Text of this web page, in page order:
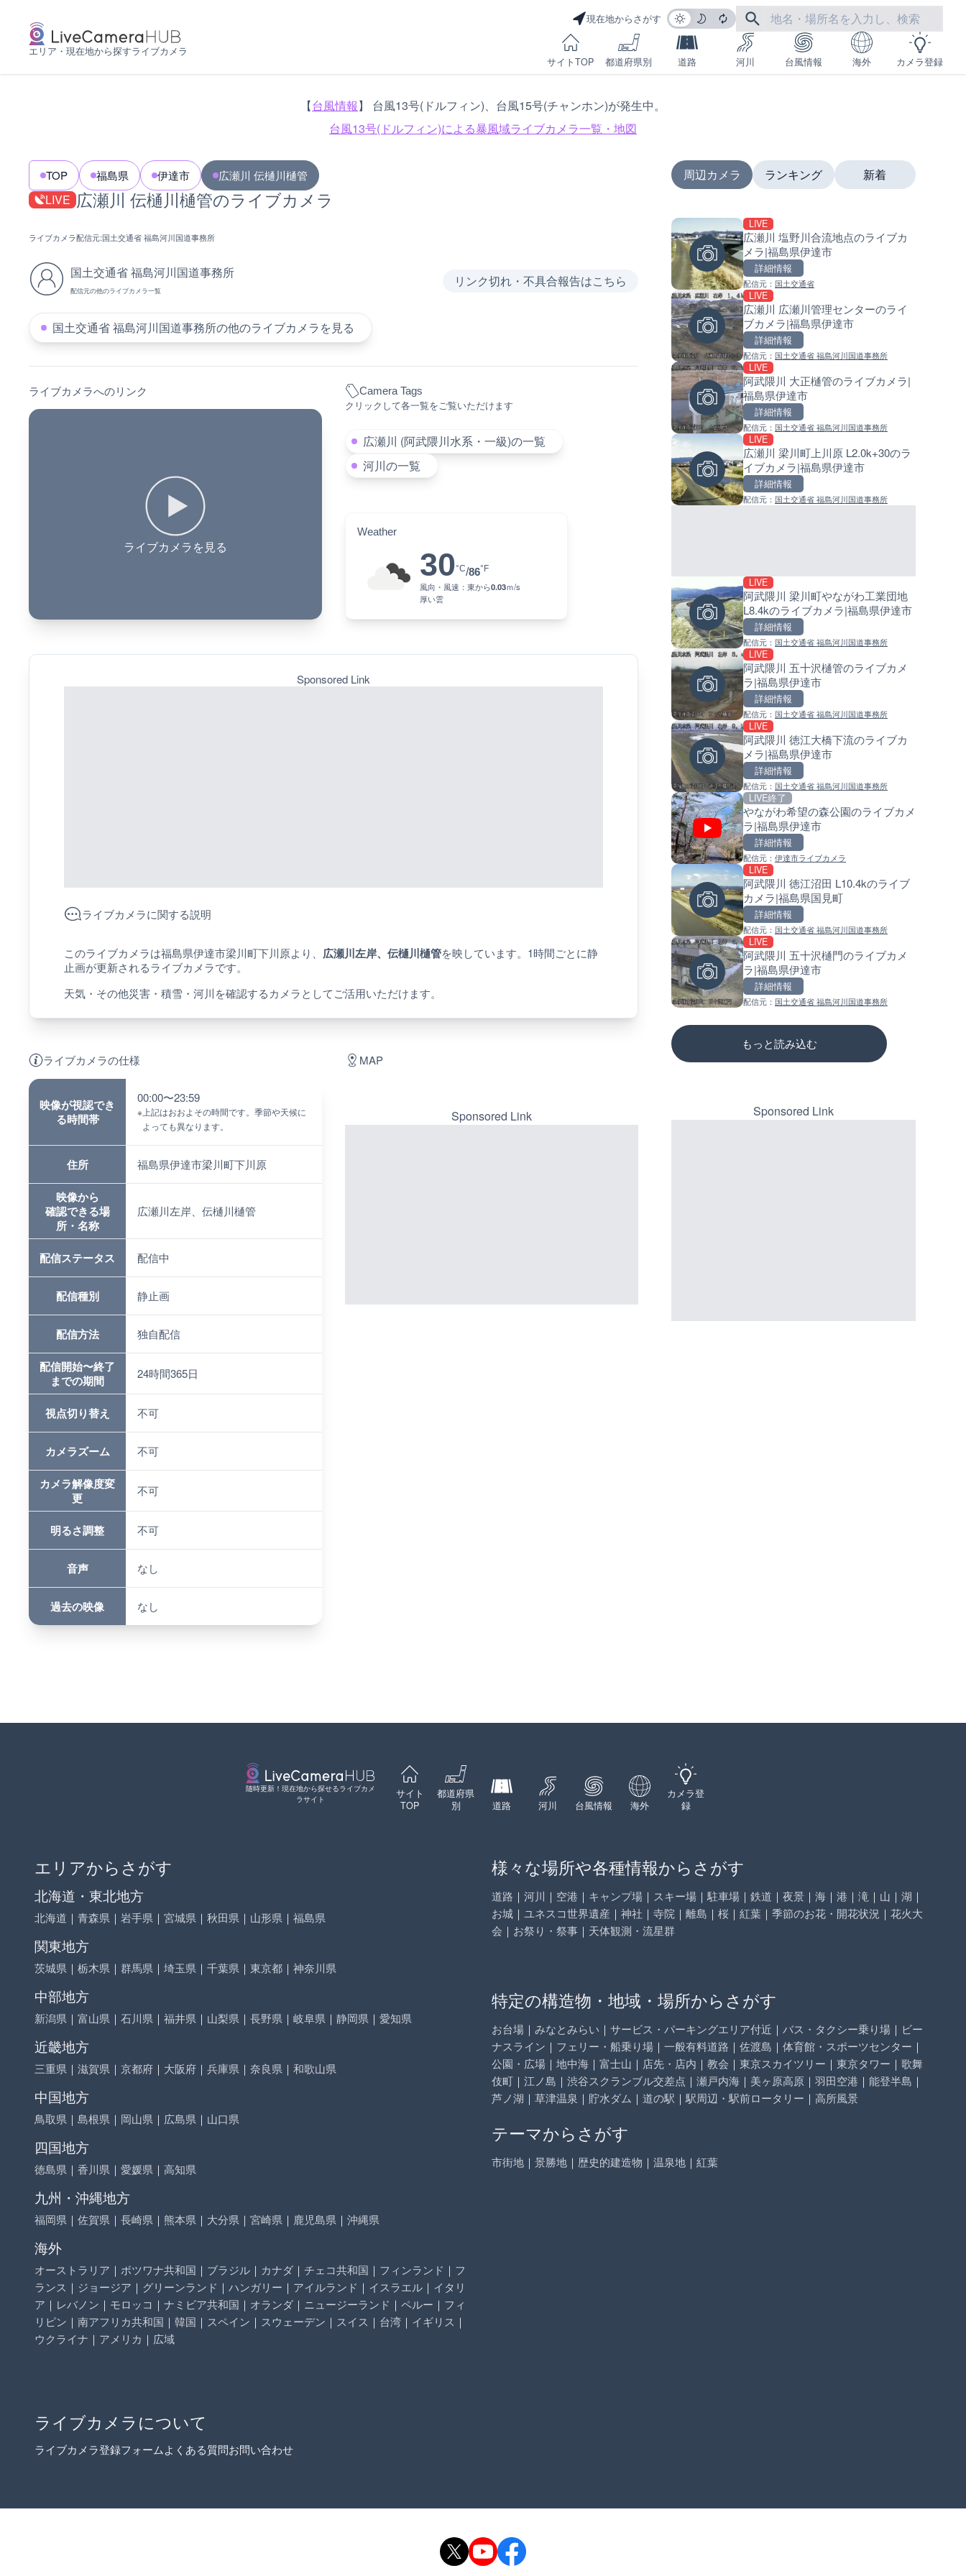
エリア・現在地から探すライブカメラ
現在地からさがす
サイトTOP 都道府県別 道路 河川 台風情報 海外 カメラ登録
【台風情報】 台風13号(ドルフィン)、台風15号(チャンホン)が発生中。
台風13号(ドルフィン)による暴風域ライブカメラ一覧・地図
TOP 福島県 伊達市 広瀬川 伝樋川樋管
LIVE 広瀬川 伝樋川樋管のライブカメラ
ライブカメラ配信元:国土交通省 福島河川国道事務所
国土交通省 福島河川国道事務所
配信元の他のライブカメラ一覧
リンク切れ・不具合報告はこちら
国土交通省 福島河川国道事務所の他のライブカメラを見る
ライブカメラへのリンク
ライブカメラを見る
Camera Tags
クリックして各一覧をご覧いただけます
広瀬川 (阿武隈川水系・一級)の一覧
河川の一覧
Weather
30°C/86°F
風向・風速： 東から0.03ｍ/s
厚い雲
Sponsored Link
ライブカメラに関する説明
このライブカメラは福島県伊達市梁川町下川原より、 広瀬川左岸、伝樋川樋管を映しています。1時間ごとに静
止画が更新されるライブカメラです。
天気・その他災害・積雪・河川を確認するカメラとしてご活用いただけます。
ライブカメラの仕様
映像が視認でき
る時間帯
00:00〜23:59
※ 上記はおおよその時間です。季節や天候に
よっても異なります。
住所 福島県伊達市梁川町下川原
映像から
確認できる場
所・名称
広瀬川左岸、伝樋川樋管
配信ステータス 配信中
配信種別 静止画
配信方法 独自配信
配信開始〜終了
までの期間
24時間365日
視点切り替え 不可
カメラズーム 不可
カメラ解像度変
更
不可
明るさ調整 不可
音声 なし
過去の映像 なし
MAP
Sponsored Link
周辺カメラ
LIVE
広瀬川 塩野川合流地点のライブカ
メラ|福島県伊達市
詳細情報
配信元： 国土交通省
LIVE
広瀬川 広瀬川管理センターのライ
ブカメラ|福島県伊達市
詳細情報
配信元： 国土交通省 福島河川国道事務所
LIVE
阿武隈川 大正樋管のライブカメラ|
福島県伊達市
詳細情報
配信元： 国土交通省 福島河川国道事務所
LIVE
広瀬川 梁川町上川原 L2.0k+30のラ
イブカメラ|福島県伊達市
詳細情報
配信元： 国土交通省 福島河川国道事務所
LIVE
阿武隈川 梁川町やながわ工業団地
L8.4kのライブカメラ|福島県伊達市
詳細情報
配信元： 国土交通省 福島河川国道事務所
LIVE
阿武隈川 五十沢樋管のライブカメ
ラ|福島県伊達市
詳細情報
配信元： 国土交通省 福島河川国道事務所
LIVE
阿武隈川 徳江大橋下流のライブカ
メラ|福島県伊達市
詳細情報
配信元： 国土交通省 福島河川国道事務所
LIVE終了
やながわ希望の森公園のライブカメ
ラ|福島県伊達市
詳細情報
配信元： 伊達市ライブカメラ
LIVE
阿武隈川 徳江沼田 L10.4kのライブ
カメラ|福島県国見町
詳細情報
配信元： 国土交通省 福島河川国道事務所
LIVE
阿武隈川 五十沢樋門のライブカメ
ラ|福島県伊達市
詳細情報
配信元： 国土交通省 福島河川国道事務所
もっと読み込む
ランキング
沖永良部島海岸のライブカメ
児島県和泊町
徳之島町亀津のライブカメラ|
島県徳之島町
配信元：Tokki Works
羽田空港第2旅客ターミナルか
配信元：日本テレビ
日本全国・緊急地震速報のラ
カメラ
配信元：株式会社ティーファイブプロジ
内海海水浴場のライブカメラ|
県南知多町
配信元：南知多町観光協会
手結港(YASU海の駅クラブ)の
ブカメラ|高知県香南市
配信元：YASU海の駅CLUB
RBCより那覇空港のライブカ
沖縄県那覇市
配信元：【琉球放送】RBC NEWS
知内川 上開田橋のライブカメ
賀県高島市
配信元：
Impaxビル付近から歌舞伎町
のライブカメラ|東京都新宿区
配信元：歌舞伎町ゴジラ前ライブ
ごろごろ茶屋のライブカメラ|
県天川村
配信元：天川村役場
新着
南出川水門付近のライブカメ
歌山県日高町
比井川水門付近から比井崎海
イブカメラ|和歌山県日高町
配信元：日高町役場
小浦川水門付近から小浦海水
配信元：日高町役場
産湯川水門付近のライブカメ
歌山県日高町
配信元：日高町役場
導目木川 花立砂防堰堤下流の
ブカメラ|福岡県朝倉市
配信元：福岡県庁県土整備部河川課
常呂川 鹿ノ子ダムのライブカ
北海道置戸町
配信元：国土交通省 北海道開発局
天塩川 岩尾内ダムのライブカ
北海道士別市
配信元：国土交通省 北海道開発局
東京都品川区南大井のライブ
ラ|東京都品川区
配信元：
道の駅さがのせきのライブカ
大分県大分市
配信元：道の駅さがのせきPPカム
松江自動車道 三次東JCT・イ
ーチェンジのライブカメラ|広
配信元：国土交通省 三次河川国道事務所
Sponsored Link
随時更新！現在地から探せるライブカメ
ラサイト
サイト
TOP
都道府県
別
道路 河川 台風情報 海外
カメラ登
録
エリアからさがす
北海道・東北地方
北海道 ｜ 青森県 ｜ 岩手県 ｜ 宮城県 ｜ 秋田県 ｜ 山形県 ｜ 福島県
関東地方
茨城県 ｜ 栃木県 ｜ 群馬県 ｜ 埼玉県 ｜ 千葉県 ｜ 東京都 ｜ 神奈川県
中部地方
新潟県 ｜ 富山県 ｜ 石川県 ｜ 福井県 ｜ 山梨県 ｜ 長野県 ｜ 岐阜県 ｜ 静岡県 ｜ 愛知県
近畿地方
三重県 ｜ 滋賀県 ｜ 京都府 ｜ 大阪府 ｜ 兵庫県 ｜ 奈良県 ｜ 和歌山県
中国地方
鳥取県 ｜ 島根県 ｜ 岡山県 ｜ 広島県 ｜ 山口県
四国地方
徳島県 ｜ 香川県 ｜ 愛媛県 ｜ 高知県
九州・沖縄地方
福岡県 ｜ 佐賀県 ｜ 長崎県 ｜ 熊本県 ｜ 大分県 ｜ 宮崎県 ｜ 鹿児島県 ｜ 沖縄県
海外
オーストラリア ｜ ボツワナ共和国 ｜ ブラジル ｜ カナダ ｜ チェコ共和国 ｜ フィンランド ｜ フ
ランス ｜ ジョージア ｜ グリーンランド ｜ ハンガリー ｜ アイルランド ｜ イスラエル ｜ イタリ
ア ｜ レバノン ｜ モロッコ ｜ ナミビア共和国 ｜ オランダ ｜ ニュージーランド ｜ ペルー ｜ フィ
リピン ｜ 南アフリカ共和国 ｜ 韓国 ｜ スペイン ｜ スウェーデン ｜ スイス ｜ 台湾 ｜ イギリス ｜
ウクライナ ｜ アメリカ ｜ 広域
様々な場所や各種情報からさがす
道路 ｜ 河川 ｜ 空港 ｜ キャンプ場 ｜ スキー場 ｜ 駐車場 ｜ 鉄道 ｜ 夜景 ｜ 海 ｜ 港 ｜ 滝 ｜ 山 ｜ 湖 ｜
お城 ｜ ユネスコ世界遺産 ｜ 神社 ｜ 寺院 ｜ 離島 ｜ 桜 ｜ 紅葉 ｜ 季節のお花・開花状況 ｜ 花火大
会 ｜ お祭り・祭事 ｜ 天体観測・流星群
特定の構造物・地域・場所からさがす
お台場 ｜ みなとみらい ｜ サービス・パーキングエリア付近 ｜ バス・タクシー乗り場 ｜ ビー
ナスライン ｜ フェリー・船乗り場 ｜ 一般有料道路 ｜ 佐渡島 ｜ 体育館・スポーツセンター ｜
公園・広場 ｜ 地中海 ｜ 富士山 ｜ 店先・店内 ｜ 教会 ｜ 東京スカイツリー ｜ 東京タワー ｜ 歌舞
伎町 ｜ 江ノ島 ｜ 渋谷スクランブル交差点 ｜ 瀬戸内海 ｜ 美ヶ原高原 ｜ 羽田空港 ｜ 能登半島 ｜
芦ノ湖 ｜ 草津温泉 ｜ 貯水ダム ｜ 道の駅 ｜ 駅周辺・駅前ロータリー ｜ 高所風景
テーマからさがす
市街地 ｜ 景勝地 ｜ 歴史的建造物 ｜ 温泉地 ｜ 紅葉
ライブカメラについて
ライブカメラ登録フォームよくある質問お問い合わせ